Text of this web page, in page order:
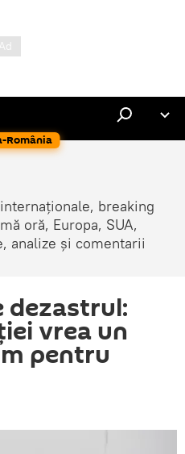
România
breaking
oră, Europa, SUA,
analize și comentarii
dezastrul:
vrea un
pentru